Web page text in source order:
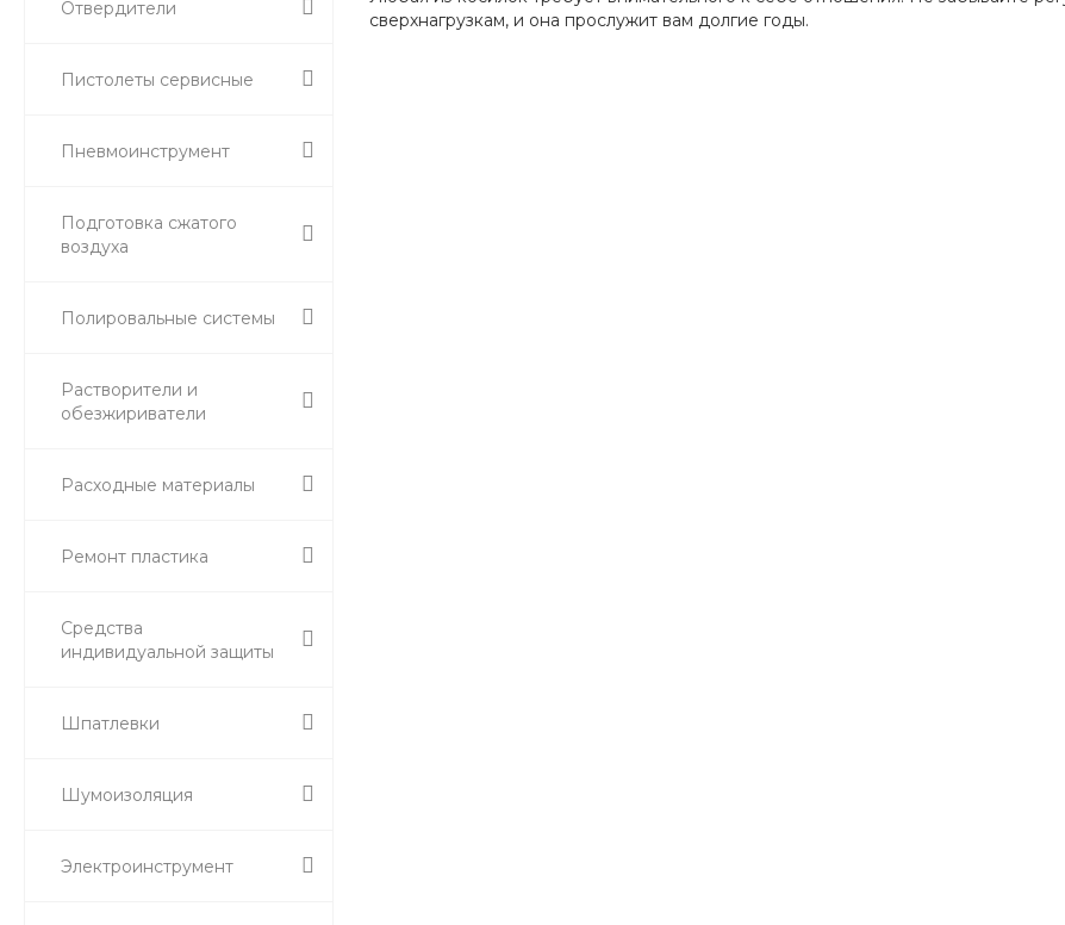
Отвердители
Пистолеты сервисные
Пневмоинструмент
Подготовка сжатого
воздуха
Полировальные системы
Растворители и
обезжириватели
Расходные материалы
Ремонт пластика
Средства
индивидуальной защиты
Шпатлевки
Шумоизоляция
Электроинструмент
сверхнагрузкам, и она прослужит вам долгие годы.